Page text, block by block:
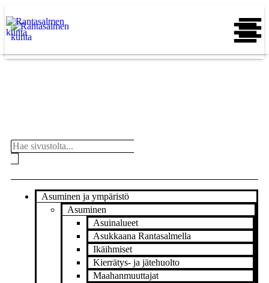
Asuminen ja ympäristö
Asuminen
Asuinalueet
Asukkaana Rantasalmella
Ikäihmiset
Kierrätys- ja jätehuolto
Maahanmuuttajat